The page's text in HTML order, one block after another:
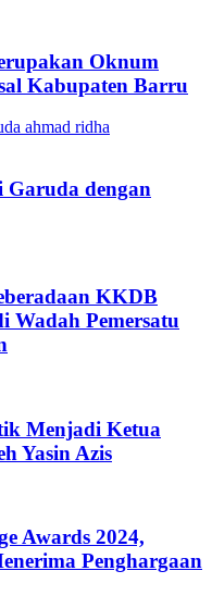
Oknum
Kabupaten Barru
dengan
KKDB
Pemersatu
Menjadi Ketua
Yasin Azis
Awards 2024,
Penghargaan